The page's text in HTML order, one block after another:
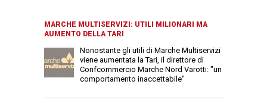
MARCHE MULTISERVIZI: UTILI MILIONARI MA
AUMENTO DELLA TARI
Nonostante gli utili di Marche Multiservizi
viene aumentata la Tari, il direttore di
Confcommercio Marche Nord Varotti: "un
comportamento inaccettabile"